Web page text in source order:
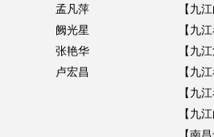
孟凡萍
阙光星
张艳华
卢宏昌
【九
【九
【九
【九
【九
【九
【南